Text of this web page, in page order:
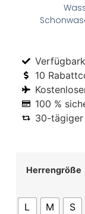
10
100 %
30-tägiger
Herrengröße
L M S